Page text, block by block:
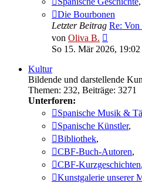
Die Bourbonen
Letzter Beitrag Re:
von Oliva B.
Beitrag
So 15. Mär 2026, 19:02
Kultur
Bildende und darstellende
Themen: 232, Beiträge: 3271
Unterforen:
Spanische Musik &
Spanische Künstler,
Bibliothek,
CBF-Buch-Autoren,
CBF-Kurzgeschichten,
Kunstgalerie unserer